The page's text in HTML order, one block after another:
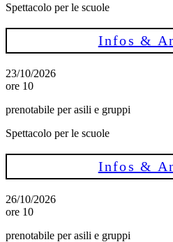
Spettacolo per le scuole
Infos &
23/10/2026
ore 10
prenotabile per asili e gruppi
Spettacolo per le scuole
Infos &
26/10/2026
ore 10
prenotabile per asili e gruppi